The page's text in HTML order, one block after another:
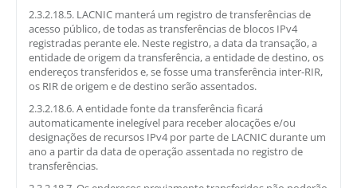
2.3.2.18.5. LACNIC manterá um registro de transferências de
acesso público, de todas as transferências de blocos IPv4
registradas perante ele. Neste registro, a data da transação, a
entidade de origem da transferência, a entidade de destino, os
endereços transferidos e, se fosse uma transferência inter-RIR,
os RIR de origem e de destino serão assentados.
2.3.2.18.6. A entidade fonte da transferência ficará
automaticamente inelegível para receber alocações e/ou
designações de recursos IPv4 por parte de LACNIC durante um
ano a partir da data de operação assentada no registro de
transferências.